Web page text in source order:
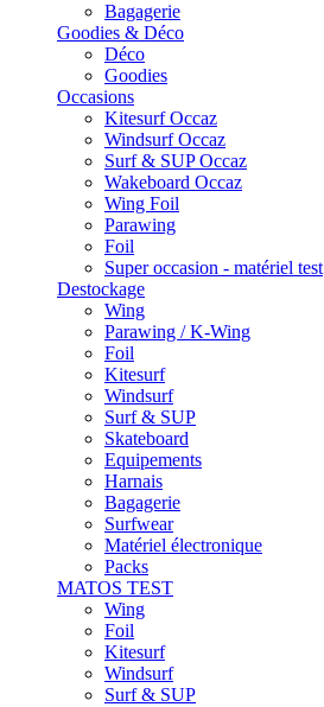
Bagagerie
Goodies & Déco
Déco
Goodies
Occasions
Kitesurf Occaz
Windsurf Occaz
Surf & SUP Occaz
Wakeboard Occaz
Wing Foil
Parawing
Foil
Super occasion - matériel test
Destockage
Wing
Parawing / K-Wing
Foil
Kitesurf
Windsurf
Surf & SUP
Skateboard
Equipements
Harnais
Bagagerie
Surfwear
Matériel électronique
Packs
MATOS TEST
Wing
Foil
Kitesurf
Windsurf
Surf & SUP